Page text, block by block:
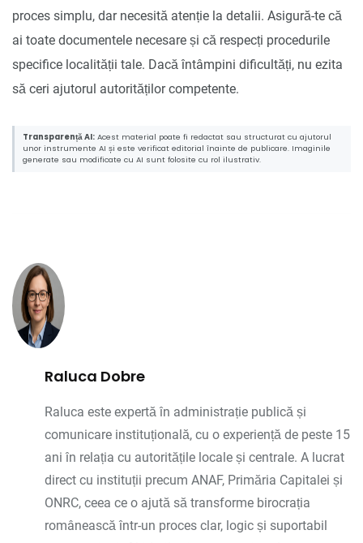
proces simplu, dar necesită atenție la detalii. Asigură-te că
ai toate documentele necesare și că respecți procedurile
specifice localității tale. Dacă întâmpini dificultăți, nu ezita
să ceri ajutorul autorităților competente.
Transparență AI: Acest material poate fi redactat sau structurat cu ajutorul
unor instrumente AI și este verificat editorial înainte de publicare. Imaginile
generate sau modificate cu AI sunt folosite cu rol ilustrativ.
Raluca Dobre
Raluca este expertă în administrație publică și
comunicare instituțională, cu o experiență de peste 15
ani în relația cu autoritățile locale și centrale. A lucrat
direct cu instituții precum ANAF, Primăria Capitalei și
ONRC, ceea ce o ajută să transforme birocrația
românească într-un proces clar, logic și suportabil